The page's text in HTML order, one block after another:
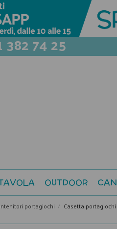
382 74 25
OUTDOOR
portagiochi Casetta